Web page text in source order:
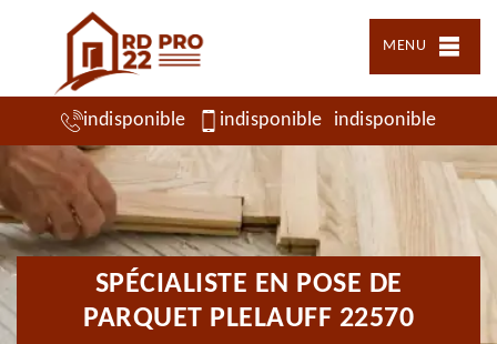
MENU
indisponible indisponible indisponible
SPÉCIALISTE EN POSE DE
PARQUET PLELAUFF 22570